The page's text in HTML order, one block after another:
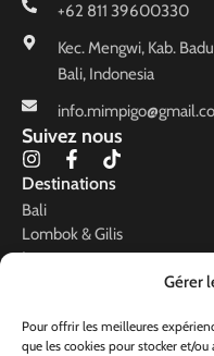
Gérer
Pour offrir les meilleures
que les cookies pour stocker et/
+62 811 39600330
Kec. Mengwi, Kab.
Bali, Indonesia
Suivez nous
I
n
s
t
a
g
F
a
c
b
o
f
T
i
k
o
k
Destinations
Bali
Lombok & Gilis
Java
Raja Ampat